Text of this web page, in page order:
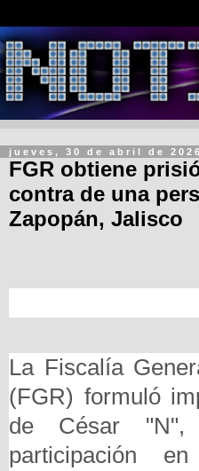
jueves, 30 de abril de 2026
FGR obtiene
contra de una
Zapopán, Jalisco
La Fiscalía
(FGR) formuló
de César
participación